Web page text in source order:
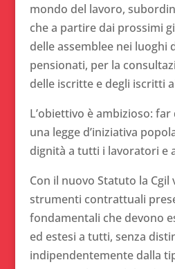
mondo del lavoro,
che a partire dai prossimi
delle assemblee nei luoghi
pensionati, per la
delle iscritte e degli iscritti
L’obiettivo è ambizioso:
una legge d’iniziativa
dignità a tutti i lavoratori e
Con il nuovo Statuto la Cgil
strumenti contrattuali
fondamentali che devono
ed estesi a tutti, senza
indipendentemente dalla